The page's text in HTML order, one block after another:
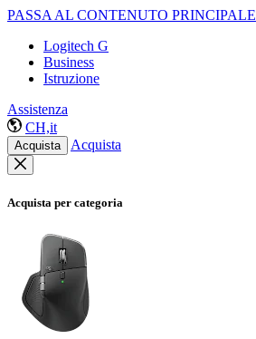
PASSA AL CONTENUTO PRINCIPALE
Logitech G
Business
Istruzione
Assistenza
CH,it
Acquista Acquista
Acquista per categoria